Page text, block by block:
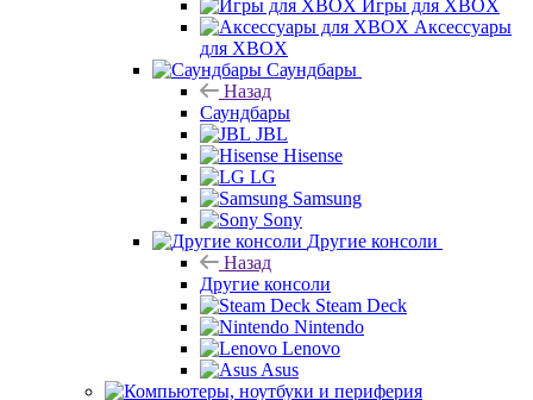
Игры для XBOX
Аксессуары
для XBOX
Саундбары
Назад
Саундбары
JBL
Hisense
LG
Samsung
Sony
Другие консоли
Назад
Другие консоли
Steam Deck
Nintendo
Lenovo
Asus